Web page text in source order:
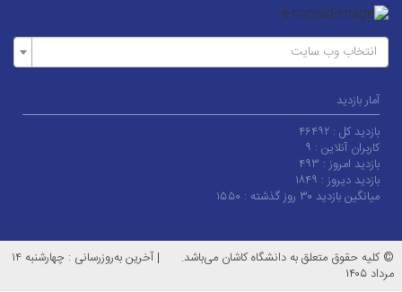
انتخاب وب سایت
آمار بازدید
بازدید کل : ۴۶۴۹۲
کاربران آنلاین : ۹
بازدید امروز : ۴۹۳
بازدید دیروز : ۱۸۴۹
میانگین بازدید ۳۰ روز گذشته :
۱۵۵۰
© کلیه حقوق متعلق به دانشگاه کاشان می‌باشد. |
آخرین به‌روزرسانی : چهارشنبه ۱۴
مرداد ۱۴۰۵